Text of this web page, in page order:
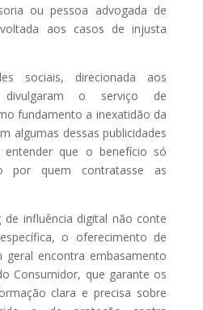
ou pessoa advogada de
aos casos de injusta
sociais, direcionada aos
divulgaram o serviço de
fundamento a inexatidão da
algumas dessas publicidades
que o benefício só
por quem contratasse as
influência digital não conte
o oferecimento de
geral encontra embasamento
Consumidor, que garante os
clara e precisa sobre